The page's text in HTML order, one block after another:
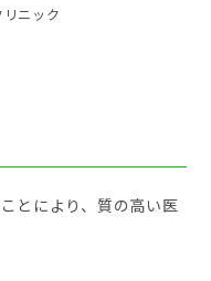
ニック
とにより、質の高い医